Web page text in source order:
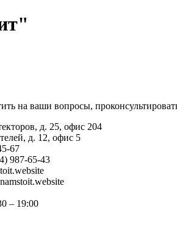
на ваши вопросы,
д. 25, офис 204
д. 12, офис 5
67
987-65-43
– 19:00